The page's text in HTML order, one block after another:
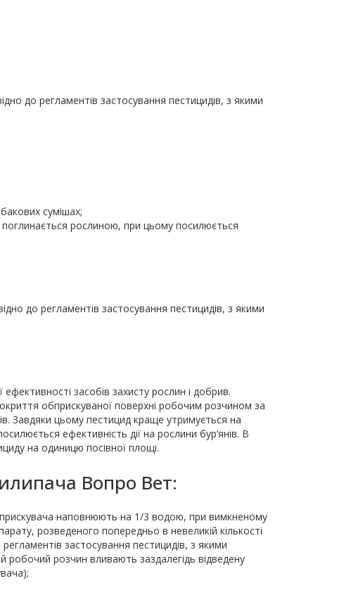
до регламентів застосування пестицидів, з якими
сумішах;
рослиною, при цьому посилюється
до регламентів застосування пестицидів, з якими
засобів захисту рослин і добрив.
обприскуваної поверхні робочим розчином за
Завдяки цьому пестицид краще утримується на
ефективність дії на рослини бур’янів. В
на одиницю посівної площі.
Вопро Вет:
наповнюють на 1/3 водою, при вимкненому
розведеного попередньо в невеликій кількості
застосування пестицидів, з якими
розчин вливають заздалегідь відведену